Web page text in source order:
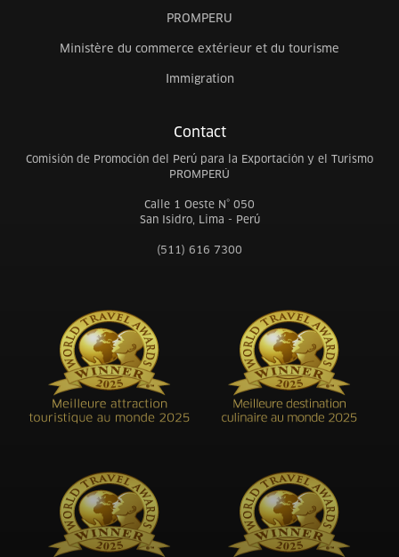
PROMPERU
Ministère du commerce extérieur et du tourisme
Immigration
Contact
Comisión de Promoción del Perú para la Exportación y el Turismo
PROMPERÚ
Calle 1 Oeste N° 050
San Isidro, Lima - Perú
(511) 616 7300